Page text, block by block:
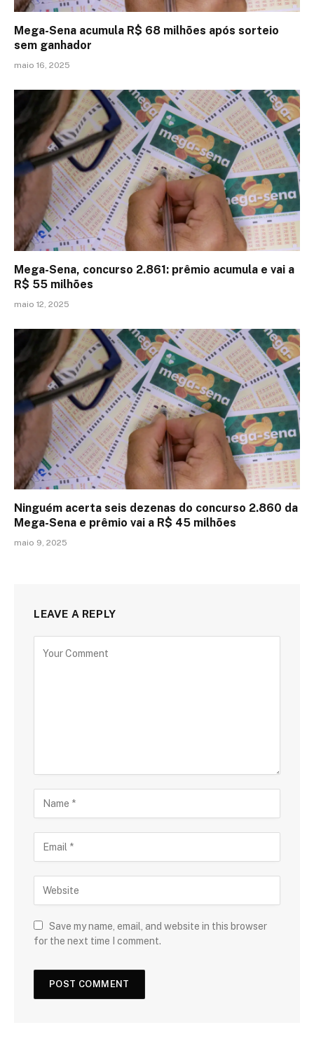
Mega-Sena acumula R$ 68 milhões após sorteio
sem ganhador
maio 16, 2025
Mega-Sena, concurso 2.861: prêmio acumula e vai a
R$ 55 milhões
maio 12, 2025
Ninguém acerta seis dezenas do concurso 2.860 da
Mega-Sena e prêmio vai a R$ 45 milhões
maio 9, 2025
LEAVE A REPLY
Save my name, email, and website in this browser
for the next time I comment.